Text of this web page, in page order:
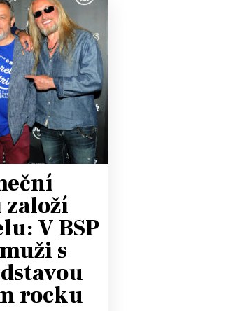
V BSP
s
rocku